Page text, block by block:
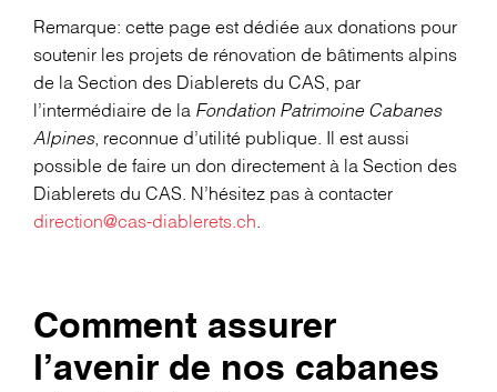
Remarque: cette page est dédiée aux donations pour
soutenir les projets de rénovation de bâtiments alpins
de la Section des Diablerets du CAS, par
l’intermédiaire de la Fondation Patrimoine Cabanes
Alpines, reconnue d’utilité publique. Il est aussi
possible de faire un don directement à la Section des
Diablerets du CAS. N’hésitez pas à contacter
direction@cas-diablerets.ch.
Comment assurer
l’avenir de nos cabanes